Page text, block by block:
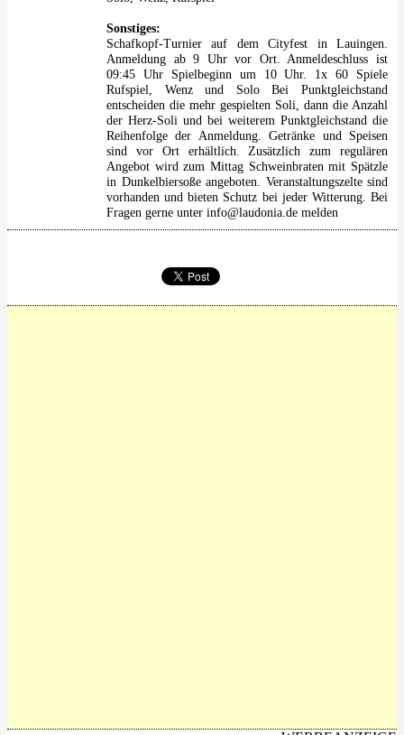
Sonstiges:
Schafkopf-Turnier auf dem Cityfest in Lauingen.
Anmeldung ab 9 Uhr vor Ort. Anmeldeschluss ist
09:45 Uhr Spielbeginn um 10 Uhr. 1x 60 Spiele
Rufspiel, Wenz und Solo Bei Punktgleichstand
entscheiden die mehr gespielten Soli, dann die Anzahl
der Herz-Soli und bei weiterem Punktgleichstand die
Reihenfolge der Anmeldung. Getränke und Speisen
sind vor Ort erhältlich. Zusätzlich zum regulären
Angebot wird zum Mittag Schweinbraten mit Spätzle
in Dunkelbiersoße angeboten. Veranstaltungszelte sind
vorhanden und bieten Schutz bei jeder Witterung. Bei
Fragen gerne unter info@laudonia.de melden